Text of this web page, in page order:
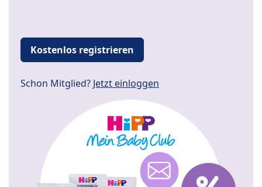
Kostenlos registrieren
Schon Mitglied? Jetzt einloggen